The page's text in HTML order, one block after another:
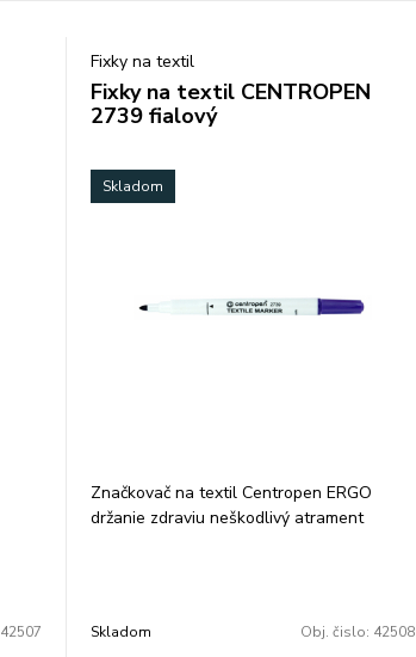
42507
Fixky na textil
Fixky na textil CENTROPEN
2739 fialový
Skladom
Značkovač na textil Centropen ERGO
držanie zdraviu neškodlivý atrament
Skladom Obj. čislo: 42508